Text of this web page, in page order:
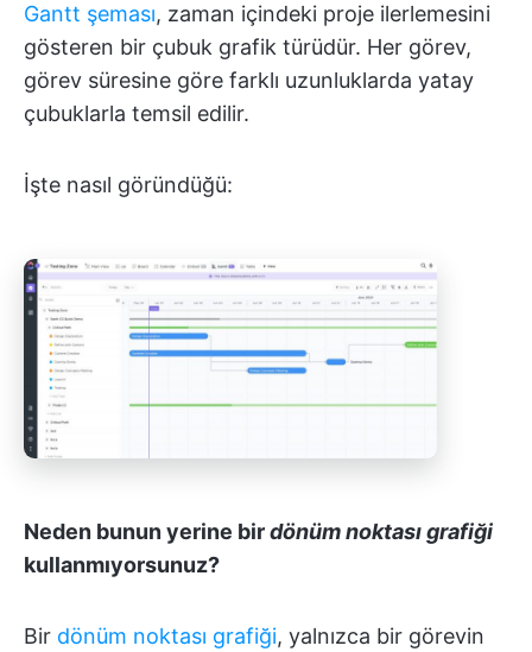
Gantt şeması, zaman içindeki proje ilerlemesini
gösteren bir çubuk grafik türüdür. Her görev,
görev süresine göre farklı uzunluklarda yatay
çubuklarla temsil edilir.
İşte nasıl göründüğü:
Neden bunun yerine birdönüm noktası grafiği
kullanmıyorsunuz?
Bir dönüm noktası grafiği, yalnızca bir görevin